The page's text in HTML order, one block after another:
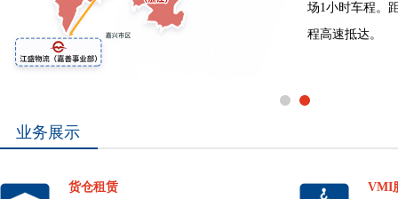
场1小时车程。
程高速抵达。
业务展示
货仓租赁
VMI